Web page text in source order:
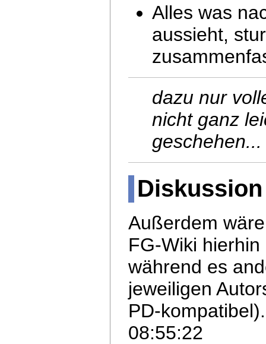
Alles was
aussieht,
dazu nur
nicht ganz
geschehen...
Diskussion
Außerdem
FG-Wiki
während es
jeweiligen
PD-
08:55:22